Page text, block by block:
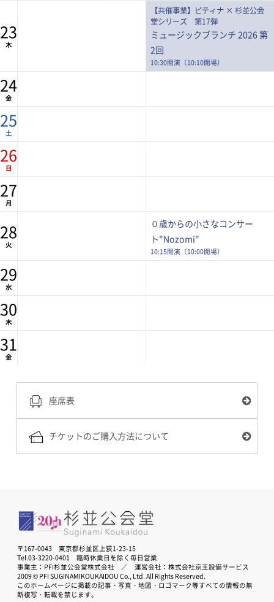
23
木
【共催事業】ピティナ × 杉並公会
堂シリーズ 第17弾
ミュージックブランチ 2026 第
2回
10:30開演（10:10開場）
24
金
25
土
26
日
27
月
28
火
０歳からの小さなコンサー
ト"Nozomi"
10:15開演（10:00開場）
29
水
30
木
31
金
座席表
チケットのご購入方法について
〒167-0043 東京都杉並区上荻1-23-15
Tel.03-3220-0401 臨時休業日を除く毎日営業
事業主：PFI杉並公会堂株式会社 ／ 運営会社：株式会社京王設備サービス
2009 © PFI SUGINAMIKOUKAIDOU Co., Ltd. All Rights Reserved.
このホームページに掲載の記事・写真・地図・ロゴマーク等すべての情報の無
断複写・転載を禁じます。